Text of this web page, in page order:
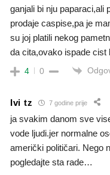
ganjali bi nju paparaci,ali
prodaje caspise,pa je
su joj platili nekog
da cita,ovako ispade cist
4 0
Ivi tz 7 godine prije
ja svakim danom sve
vode ljudi.jer normalne
američki političari. Nego
pogledajte sta rade…